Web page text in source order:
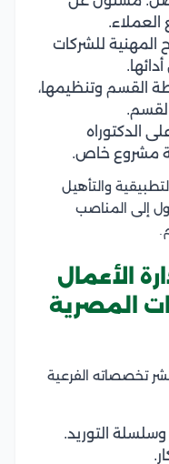
العملاء.
المهنية للشركات
القسم وتنظيمها،
الدكتوراه
مشروع خاص.
والتأهيل
إلى المناصب
الأعمال
المصرية
تخصصاته الفرعية
التوريد.